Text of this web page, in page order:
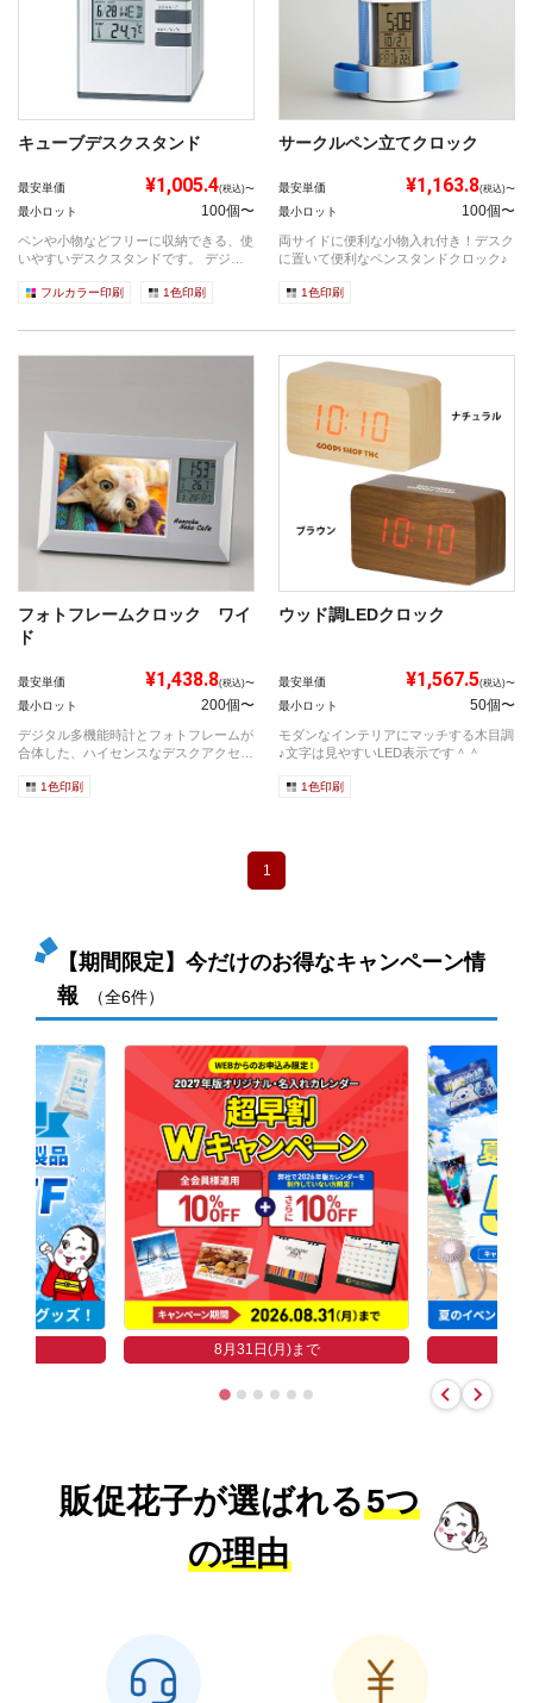
キューブデスクスタンド
最安単価 ¥1,005.4(税込)〜
最小ロット 100個〜
ペンや小物などフリーに収納できる、使
いやすいデスクスタンドです。 デジタ
フルカラー印刷 1色印刷
サークルペン立てクロック
最安単価 ¥1,163.8(税込)〜
最小ロット 100個〜
両サイドに便利な小物入れ付き！デスク
に置いて便利なペンスタンドクロック♪
1色印刷
フォトフレームクロック ワイ
ド
最安単価 ¥1,438.8(税込)〜
最小ロット 200個〜
デジタル多機能時計とフォトフレームが
合体した、ハイセンスなデスクアクセサ
1色印刷
ウッド調LEDクロック
最安単価 ¥1,567.5(税込)〜
最小ロット 50個〜
モダンなインテリアにマッチする木目調
♪文字は見やすいLED表示です＾＾
1色印刷
1
【期間限定】今だけのお得なキャンペーン情
報
（全6件）
8月31日(月)まで
販促花子が選ばれる5つ
の理由